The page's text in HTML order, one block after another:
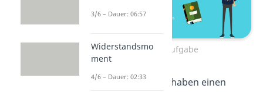
Beispielaufgabe
Nehmen wir an, wir haben einen
3/6 – Dauer: 06:57
Widerstandsmo
ment
4/6 – Dauer: 02:33